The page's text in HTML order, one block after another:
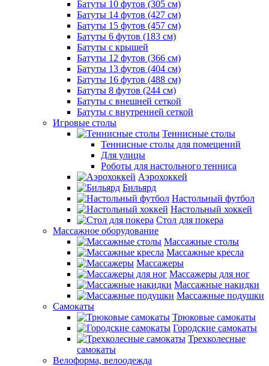
Батуты 10 футов (305 см)
Батуты 14 футов (427 см)
Батуты 15 футов (457 см)
Батуты 6 футов (183 см)
Батуты с крышей
Батуты 12 футов (366 см)
Батуты 13 футов (404 см)
Батуты 16 футов (488 см)
Батуты 8 футов (244 см)
Батуты с внешней сеткой
Батуты с внутренней сеткой
Игровые столы
Теннисные столы
Теннисные столы для помещений
Для улицы
Роботы для настольного тенниса
Аэрохоккей
Бильярд
Настольный футбол
Настольный хоккей
Стол для покера
Массажное оборудование
Массажные столы
Массажные кресла
Массажеры
Массажеры для ног
Массажные накидки
Массажные подушки
Самокаты
Трюковые самокаты
Городские самокаты
Трехколесные
самокаты
Велоформа, велоодежда